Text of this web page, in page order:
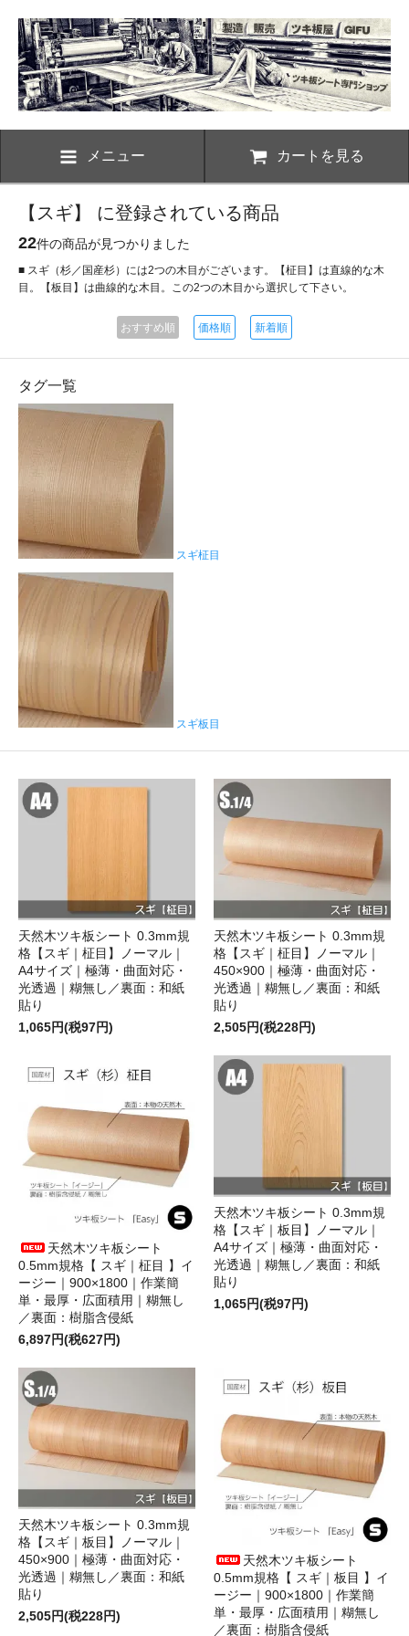
メニュー カートを見る
【スギ】 に登録されている商品
22件の商品が見つかりました
■ スギ（杉／国産杉）には2つの木目がございます。【柾目】は直線的な木
目。【板目】は曲線的な木目。この2つの木目から選択して下さい。
おすすめ順 価格順 新着順
タグ一覧
スギ柾目
スギ板目
天然木ツキ板シート 0.3mm規
格【スギ｜柾目】ノーマル｜
A4サイズ｜極薄・曲面対応・
光透過｜糊無し／裏面：和紙
貼り
1,065円(税97円)
天然木ツキ板シート 0.3mm規
格【スギ｜柾目】ノーマル｜
450×900｜極薄・曲面対応・
光透過｜糊無し／裏面：和紙
貼り
2,505円(税228円)
天然木ツキ板シート
0.5mm規格【 スギ｜柾目 】イ
ージー｜900×1800｜作業簡
単・最厚・広面積用｜糊無し
／裏面：樹脂含侵紙
6,897円(税627円)
天然木ツキ板シート 0.3mm規
格【スギ｜板目】ノーマル｜
A4サイズ｜極薄・曲面対応・
光透過｜糊無し／裏面：和紙
貼り
1,065円(税97円)
天然木ツキ板シート 0.3mm規
格【スギ｜板目】ノーマル｜
450×900｜極薄・曲面対応・
光透過｜糊無し／裏面：和紙
貼り
2,505円(税228円)
天然木ツキ板シート
0.5mm規格【 スギ｜板目 】イ
ージー｜900×1800｜作業簡
単・最厚・広面積用｜糊無し
／裏面：樹脂含侵紙